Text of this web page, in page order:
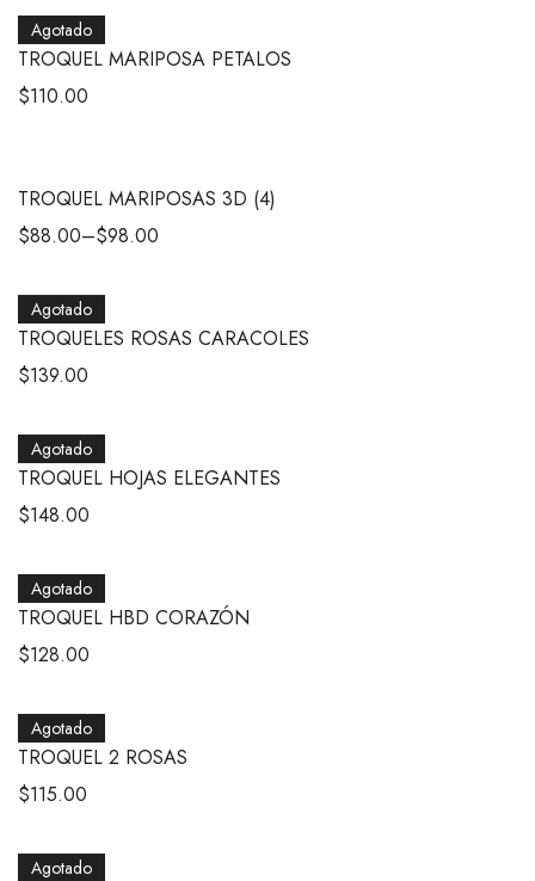
Agotado
TROQUEL MARIPOSA PETALOS
$110.00
TROQUEL MARIPOSAS 3D (4)
$88.00–$98.00
Agotado
TROQUELES ROSAS CARACOLES
$139.00
Agotado
TROQUEL HOJAS ELEGANTES
$148.00
Agotado
TROQUEL HBD CORAZÓN
$128.00
Agotado
TROQUEL 2 ROSAS
$115.00
Agotado